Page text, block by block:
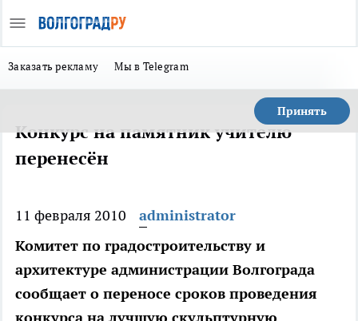
Заказать рекламу Мы в Telegram
Принять
Конкурс на памятник учителю
перенесён
11 февраля 2010
administrator
Комитет по градостроительству и
архитектуре администрации Волгограда
сообщает о переносе сроков проведения